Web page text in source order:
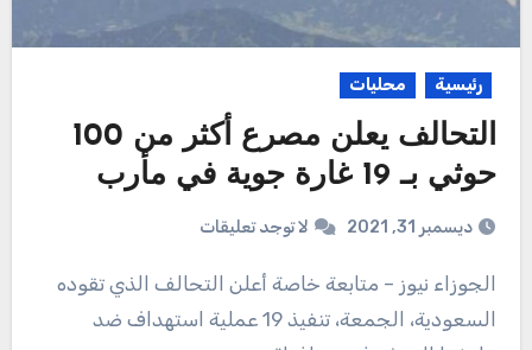
رئيسية محليات
التحالف يعلن مصرع أكثر من 100
حوثي بـ 19 غارة جوية في مأرب
ديسمبر 31, 2021 لا توجد تعليقات
الجوزاء نيوز – متابعة خاصة أعلن التحالف الذي تقوده
السعودية، الجمعة، تنفيذ 19 عملية استهداف ضد